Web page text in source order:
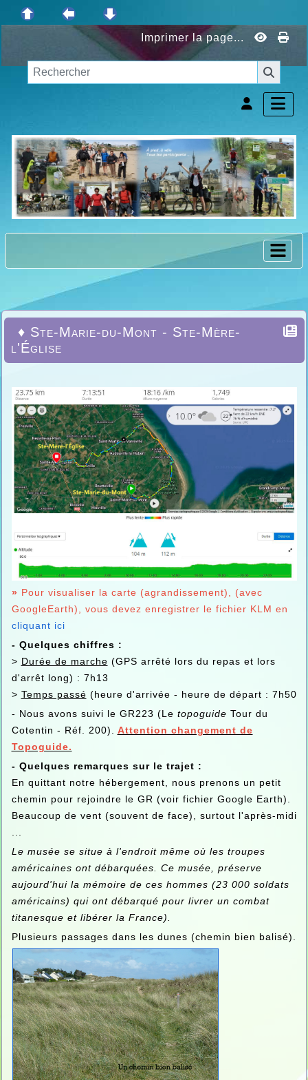
Imprimer la page...
♦ Ste-Marie-du-Mont - Ste-Mère-
l'Église
» Pour visualiser la carte (agrandissement), (avec
GoogleEarth), vous devez enregistrer le fichier KLM en
cliquant ici
- Quelques chiffres :
> Durée de marche (GPS arrêté lors du repas et lors
d'arrêt long) : 7h13
> Temps passé (heure d'arrivée - heure de départ : 7h50
- Nous avons suivi le GR223 (Le topoguide Tour du
Cotentin - Réf. 200).
Attention changement de
Topoguide.
- Quelques remarques sur le trajet :
En quittant notre hébergement, nous prenons un petit
chemin pour rejoindre le GR (voir fichier Google Earth).
Beaucoup de vent (souvent de face), surtout l'après-midi
Le musée se situe à l'endroit même où les troupes
américaines ont débarquées. Ce musée, préserve
aujourd'hui la mémoire de ces hommes (23 000 soldats
américains) qui ont débarqué pour livrer un combat
titanesque et libérer la France).
Plusieurs passages dans les dunes (chemin bien balisé).